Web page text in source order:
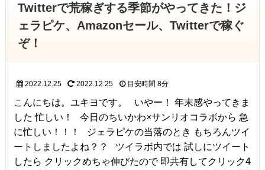
Twitterで荒稼ぎする季節がやってきた！ジ
ェラピケ、Amazonセール、Twitterで稼ぐ
ぞ！
2022.12.25 2022.12.25 目安時間 8分
こんにちは。ユキヨです。 いやー！ 年末感やってきま
した 忙しい！ 今日のちいかわ×サンリオコラボから 急
に忙しい！！！ ジェラピケの当落のとき もちろんツイ
ートしましたよね？？ ツイラボ内では 試しにツイート
したら クリックめちゃ伸びたので 即共有してクリック4